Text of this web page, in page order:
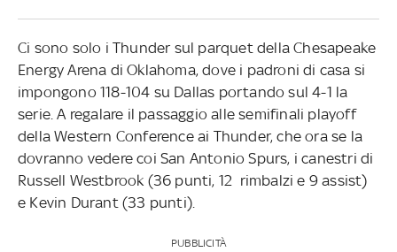
Ci sono solo i Thunder sul parquet della Chesapeake
Energy Arena di Oklahoma, dove i padroni di casa si
impongono 118-104 su Dallas portando sul 4-1 la
serie. A regalare il passaggio alle semifinali playoff
della Western Conference ai Thunder, che ora se la
dovranno vedere coi San Antonio Spurs, i canestri di
Russell Westbrook (36 punti, 12 rimbalzi e 9 assist)
e Kevin Durant (33 punti).
PUBBLICITÀ